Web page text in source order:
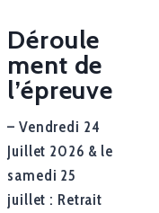
Déroule
ment de
l’épreuve
– Vendredi 24
Juillet 2026 & le
samedi 25
juillet : Retrait